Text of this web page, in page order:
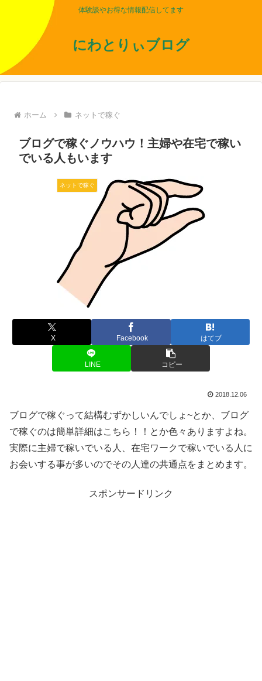
体験談やお得な情報配信してます
にわとりぃブログ
ホーム ネットで稼ぐ
ブログで稼ぐノウハウ！主婦や在宅で稼い
でいる人もいます
ネットで稼ぐ
X Facebook はてブ
LINE コピー
2018.12.06
ブログで稼ぐって結構むずかしいんでしょ~とか、ブログ
で稼ぐのは簡単詳細はこちら！！とか色々ありますよね。
実際に主婦で稼いでいる人、在宅ワークで稼いでいる人に
お会いする事が多いのでその人達の共通点をまとめます。
スポンサードリンク